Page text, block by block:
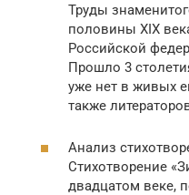
Труды
половины XIX
Российской
Прошло 3
уже нет в живых
также
Анализ
Стихотворение
двадцатом веке,